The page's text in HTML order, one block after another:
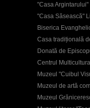
"Casa
"Casa Săsească"
Biserica
Casa tradițională
Donată de
Centrul
Muzeul "Cuibul
Muzeul de artă
Muzeul